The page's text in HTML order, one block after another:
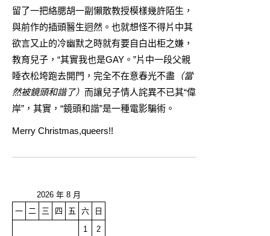
留了一把絡腮胡一副懶散教授模樣幾許陌生，
與前作的插頭醫生迥然。也就想怪不得片中其
欲言又止的冷幽默之時就有要自白出柜之嫌，
教育兒子，“其實我也是GAY。”片中一段父親
睡衣松垮跑去開門，完全不在意春光不盡 （當
然被鏡頭和諧了） 而讓兒子情人詫異不已其“偉
岸”，其實，“鏡頭和諧”是一種電影騙術。
Merry Christmas,queers!!
2026 年 8 月
一
二 三 四 五 六
日
1
2